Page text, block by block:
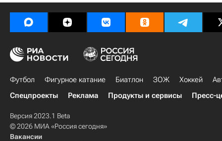
Футбол Фигурное катание Биатлон ЗОЖ Хоккей
Спецпроекты
Реклама Продукты и сервисы Пресс-
Версия 2023.1 Beta
© 2026 МИА «Россия сегодня»
Вакансии